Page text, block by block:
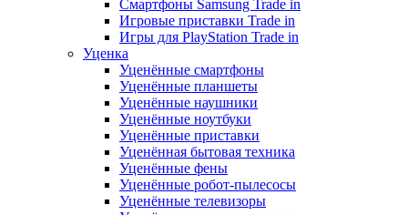
Смартфоны Samsung Trade in
Игровые приставки Trade in
Игры для PlayStation Trade in
Уценка
Уценённые смартфоны
Уценённые планшеты
Уценённые наушники
Уценённые ноутбуки
Уценённые приставки
Уценённая бытовая техника
Уценённые фены
Уценённые робот-пылесосы
Уценённые телевизоры